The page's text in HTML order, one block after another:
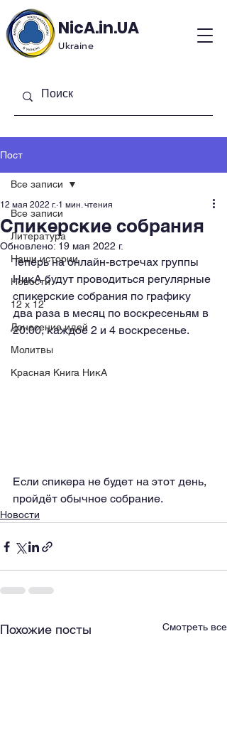
NicA.in.UA
Ukraine
Пост
Все записи
Литература
Наши истории
Новости
12 x 12
Донесение идей
Молитвы
Красная Книга НикА
Все записи
Спикерские собрания
12 мая 2022 г. 1 мин. чтения
Обновлено: 19 мая 2022 г.
Теперь на онлайн-встречах группы
НикА будут проводиться регулярные
спикерские собрания по графику
два раза в месяц по воскресеньям в
20:00, каждое 2 и 4 воскресенье.
Если спикера не будет на этот день,
пройдёт обычное собрание.
Новости
Похожие посты Смотреть все